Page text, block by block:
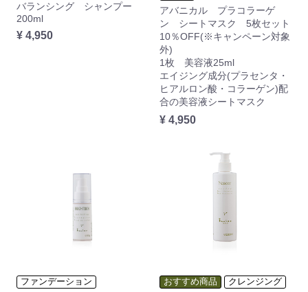
バランシング シャンプー
200ml
¥ 4,950
アバニカル プラコラーゲ
ン シートマスク 5枚セット
10％OFF(※キャンペーン対象
外)
1枚 美容液25ml
エイジング成分(プラセンタ・
ヒアルロン酸・コラーゲン)配
合の美容液シートマスク
¥ 4,950
ファンデーション おすすめ商品 クレンジング